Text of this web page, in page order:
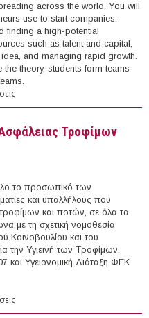
across the world. You will
use to start companies.
finding a high-potential
such as talent and capital,
and managing rapid growth.
theory, students form teams
- Δωρεάν Μάθημα από το Stanford -
Ασφάλειας Τροφίμων
το προσωπικό των
και υπαλλήλους που
και ποτών, σε όλα τα
με τη σχετική νομοθεσία
Κοινοβουλίου και του
την Υγιεινή των Τροφίμων,
Υγειονομική Διάταξη ΦΕΚ
Υγιεινής και Ασφάλειας Τροφίμων